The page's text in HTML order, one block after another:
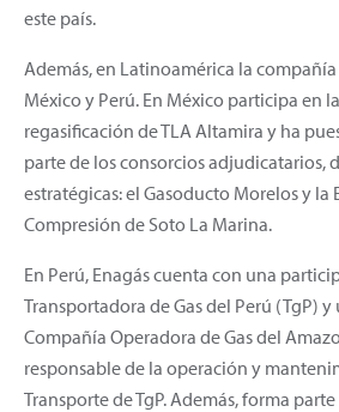
este país.
Además, en Latinoamérica la
México y Perú. En México participa en
regasificación de TLA Altamira y ha
parte de los consorcios adjudicatarios,
estratégicas: el Gasoducto Morelos y la
Compresión de Soto La Marina.
En Perú, Enagás cuenta con una
Transportadora de Gas del Perú (TgP) y
Compañía Operadora de Gas del
responsable de la operación y
Transporte de TgP. Además, forma